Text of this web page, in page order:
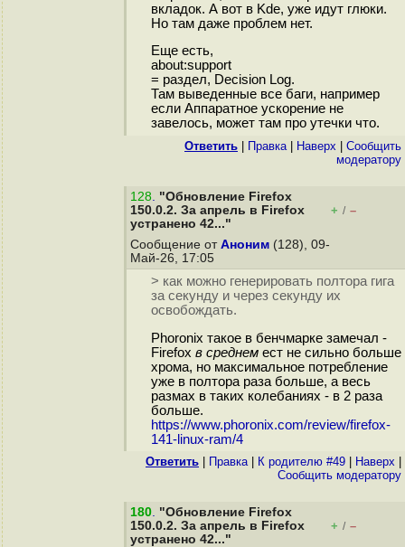
вкладок. А вот в Kde, уже идут глюки.
Но там даже проблем нет.
Еще есть,
about:support
= раздел, Decision Log.
Там выведенные все баги, например
если Аппаратное ускорение не
завелось, может там про утечки что.
Ответить Правка| Наверх
Cообщить
модератору
128. "Обновление Firefox
150.0.2. За апрель в Firefox
устранено 42..."
+ / –
Сообщение от Аноним (128), 09-
Май-26, 17:05
> как можно генерировать полтора гига
за секунду и через секунду их
освобождать.
Phoronix такое в бенчмарке замечал -
Firefox в среднемест не сильно больше
хрома, но максимальное потребление
уже в полтора раза больше, а весь
размах в таких колебаниях - в 2 раза
больше.
https://www.phoronix.com/review/firefox-
141-linux-ram/4
Ответить Правка| К родителю #49 Наверх
Cообщить модератору
180. "Обновление Firefox
150.0.2. За апрель в Firefox
устранено 42..."
+ / –